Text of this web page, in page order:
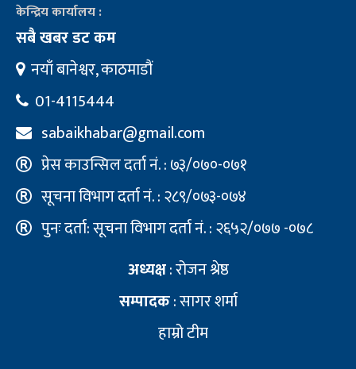
केन्द्रिय कार्यालय :
सबै खबर डट कम
नयाँ बानेश्वर, काठमाडौं
01-4115444
sabaikhabar@gmail.com
प्रेस काउन्सिल दर्ता नं. : ७३/०७०-०७१
सूचना विभाग दर्ता नं. : २८९/०७३-०७४
पुनः दर्ता: सूचना विभाग दर्ता नं. : २६५२/०७७ -०७८
अध्यक्ष: रोजन श्रेष्ठ
सम्पादक: सागर शर्मा
हाम्रो टीम